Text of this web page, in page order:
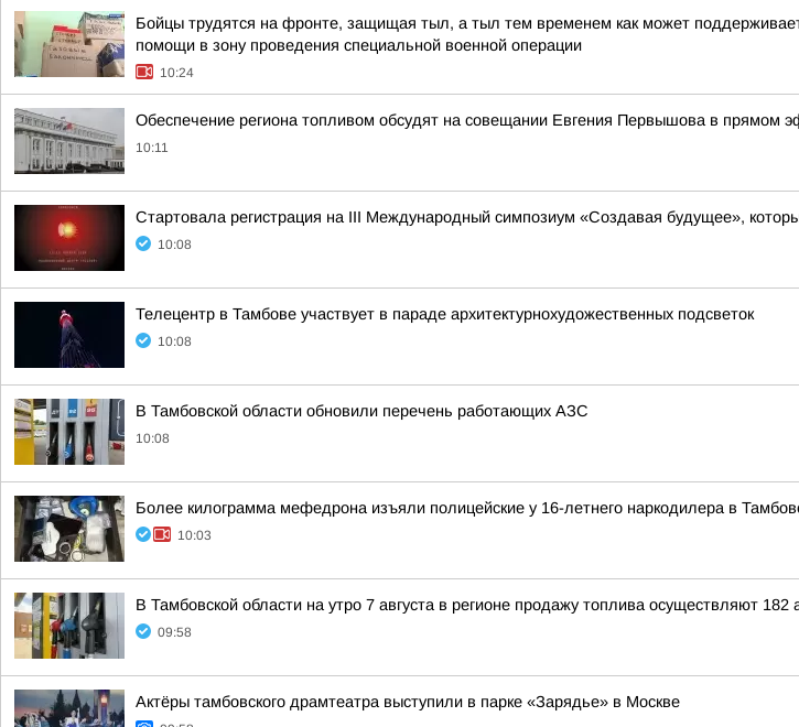
Бойцы трудятся на фронте, защищая тыл, а тыл тем временем как может
помощи в зону проведения специальной военной операции
10:24
Обеспечение региона топливом обсудят на совещании Евгения Первышова в прямом
10:11
Стартовала регистрация на III Международный симпозиум «Создавая будущее»,
10:08
Телецентр в Тамбове участвует в параде архитектурнохудожественных подсветок
10:08
В Тамбовской области обновили перечень работающих АЗС
10:08
Более килограмма мефедрона изъяли полицейские у 16-летнего наркодилера в
10:03
В Тамбовской области на утро 7 августа в регионе продажу топлива осуществляют 182
09:58
Актёры тамбовского драмтеатра выступили в парке «Зарядье» в Москве